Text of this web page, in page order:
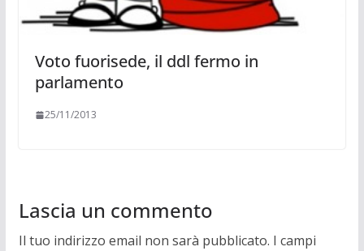
Voto fuorisede, il ddl fermo in
parlamento
25/11/2013
Lascia un commento
Il tuo indirizzo email non sarà pubblicato. I campi